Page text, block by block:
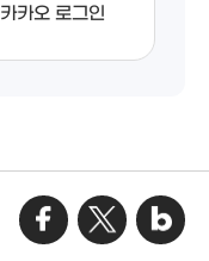
카카오 로그인